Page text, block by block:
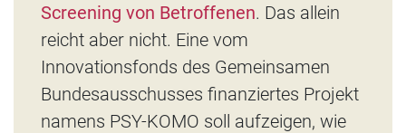
Screening von Betroffenen. Das allein
reicht aber nicht. Eine vom
Innovationsfonds des Gemeinsamen
Bundesausschusses finanziertes Projekt
namens PSY-KOMO soll aufzeigen, wie